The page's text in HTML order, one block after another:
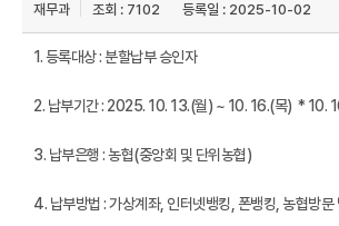
재무과 조회 : 7102 등록일 : 2025-10-02
1. 등록대상 : 분할납부 승인자
2. 납부기간 : 2025. 10. 13.(월) ~ 10. 16.(목) * 10.
3. 납부은행 : 농협(중앙회 및 단위농협)
4. 납부방법 : 가상계좌, 인터넷뱅킹, 폰뱅킹, 농협방문